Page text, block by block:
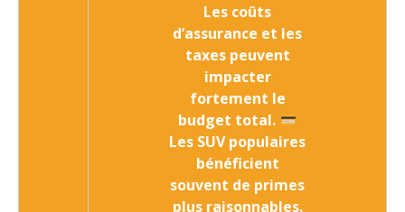
Les coûts
d’assurance et les
taxes peuvent
impacter
fortement le
budget total.
Les SUV populaires
bénéficient
souvent de primes
plus raisonnables.